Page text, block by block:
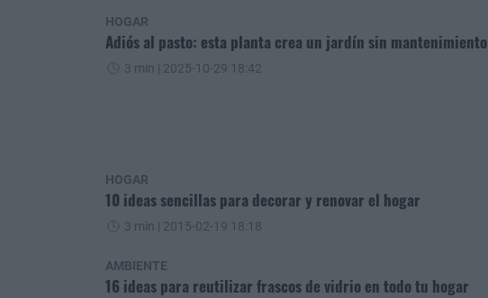
HOGAR
Adiós al pasto: esta planta crea un jardín sin mantenimiento
3 min | 2025-10-29 18:42
HOGAR
10 ideas sencillas para decorar y renovar el hogar
3 min | 2015-02-19 18:18
AMBIENTE
16 ideas para reutilizar frascos de vidrio en todo tu hogar